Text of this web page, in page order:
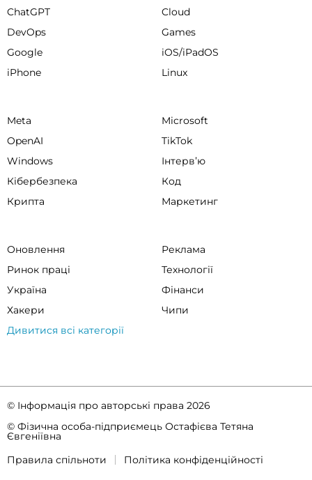
ChatGPT
Cloud
DevOps
Games
Google
iOS/iPadOS
iPhone
Linux
Meta
Microsoft
OpenAI
TikTok
Windows
Інтервʼю
Кібербезпека
Код
Крипта
Маркетинг
Оновлення
Реклама
Ринок праці
Технології
Україна
Фінанси
Хакери
Чипи
Дивитися всі категорії
© Інформація про авторські права 2026
© Фізична особа-підприємець Остафієва Тетяна
Євгеніївна
Правила спільноти
Політика конфіденційності